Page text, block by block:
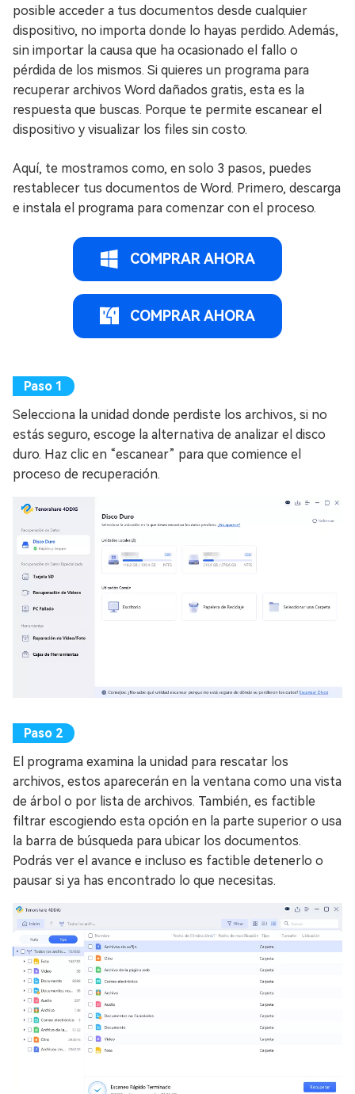
posible acceder a tus documentos desde cualquier
dispositivo, no importa donde lo hayas perdido. Además,
sin importar la causa que ha ocasionado el fallo o
pérdida de los mismos. Si quieres un programa para
recuperar archivos Word dañados gratis, esta es la
respuesta que buscas. Porque te permite escanear el
dispositivo y visualizar los files sin costo.
Aquí, te mostramos como, en solo 3 pasos, puedes
restablecer tus documentos de Word. Primero, descarga
e instala el programa para comenzar con el proceso.
COMPRAR AHORA
COMPRAR AHORA
Selecciona la unidad donde perdiste los archivos, si no
estás seguro, escoge la alternativa de analizar el disco
duro. Haz clic en “escanear” para que comience el
proceso de recuperación.
El programa examina la unidad para rescatar los
archivos, estos aparecerán en la ventana como una vista
de árbol o por lista de archivos. También, es factible
filtrar escogiendo esta opción en la parte superior o usa
la barra de búsqueda para ubicar los documentos.
Podrás ver el avance e incluso es factible detenerlo o
pausar si ya has encontrado lo que necesitas.